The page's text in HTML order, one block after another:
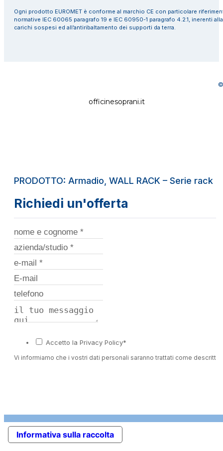
Ogni prodotto EUROMET è conforme al marchio CE con particolare
normative IEC 60065 paragrafo 19 e IEC 60950-1 paragrafo 4.2.1, inerenti
carichi sospesi ed all’antiribaltamento dei supporti da terra.
©
officinesoprani.it
PRODOTTO: Armadio, WALL RACK – Serie rack
Richiedi un'offerta
Accetto la Privacy Policy*
Vi informiamo che i vostri dati personali saranno trattati come descritto
Informativa sulla raccolta